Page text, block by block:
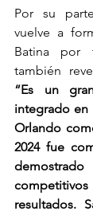
Por su
vuelve a
Batina por
“Es un
integrado en
Orlando
2024 fue
resultados.